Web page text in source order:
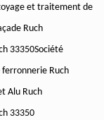
et traitement de
Ruch
33350Société
Ruch
Alu Ruch
33350